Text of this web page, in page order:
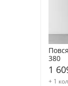
380
1
+ 1